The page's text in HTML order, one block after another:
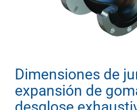
Dimensiones de
expansión de